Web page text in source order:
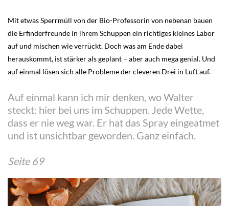
Mit etwas Sperrmüll von der Bio-Professorin von nebenan bauen
die Erfinderfreunde in ihrem Schuppen ein richtiges kleines Labor
auf und mischen wie verrückt. Doch was am Ende dabei
herauskommt, ist stärker als geplant – aber auch mega genial. Und
auf einmal lösen sich alle Probleme der cleveren Drei in Luft auf.
Auf einmal kann ich mir denken, wo Walter
steckt: hier bei uns im Schuppen. Jede Wette,
dass er nie weg war. Er hat das Spray eingeatmet
und ist unsichtbar geworden. Ganz einfach.
Seite 69